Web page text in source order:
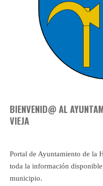
BIENVENID@ AL
VIEJA
Portal de Ayuntamiento de la
toda la información
municipio.